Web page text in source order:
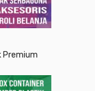
Premium